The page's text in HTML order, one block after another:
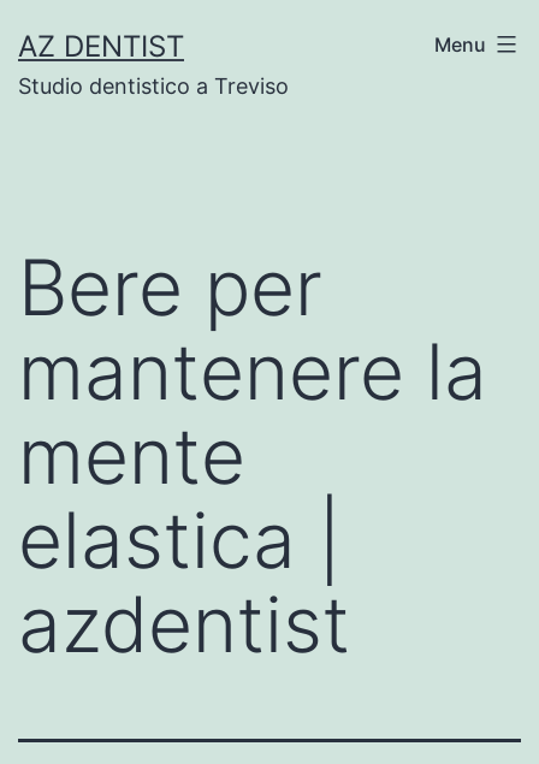
to
content
AZ DENTIST
Studio dentistico a Treviso
Menu
Bere per
mantenere la
mente
elastica |
azdentist